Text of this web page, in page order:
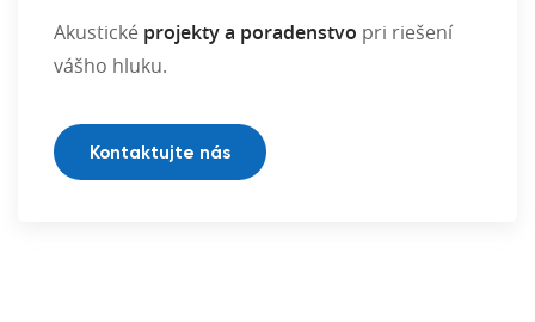
Akustické projekty a poradenstvo pri riešení
vášho hluku.
Kontaktujte nás